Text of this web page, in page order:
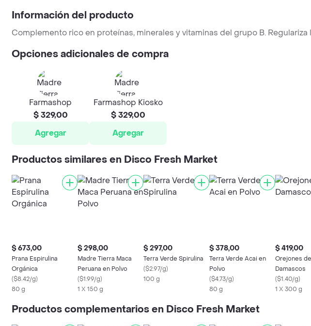
Información del producto
Complemento rico en proteínas, minerales y vitaminas del grupo B. Regulariza
Opciones adicionales de compra
Farmashop
$ 329,00
Agregar
Farmashop Kiosko
$ 329,00
Agregar
Productos similares en Disco Fresh Market
$ 673,00
Prana Espirulina
Orgánica
($8.42/g)
80 g
$ 298,00
Madre Tierra Maca
Peruana en Polvo
($1.99/g)
1 X 150 g
$ 297,00
Terra Verde Spirulina
($2.97/g)
100 g
$ 378,00
Terra Verde Acai en
Polvo
($4.73/g)
80 g
$ 419,00
Orejones de
Damascos
($1.40/g)
1 X 300 g
Productos complementarios en Disco Fresh Market